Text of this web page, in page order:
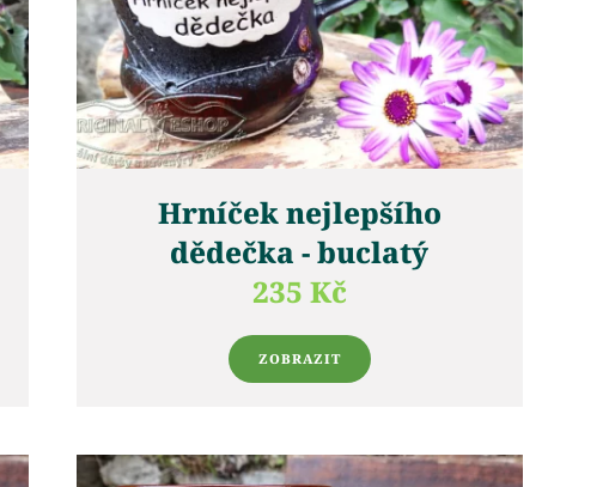
Hrníček nejlepšího
dědečka - buclatý
235 Kč
ZOBRAZIT